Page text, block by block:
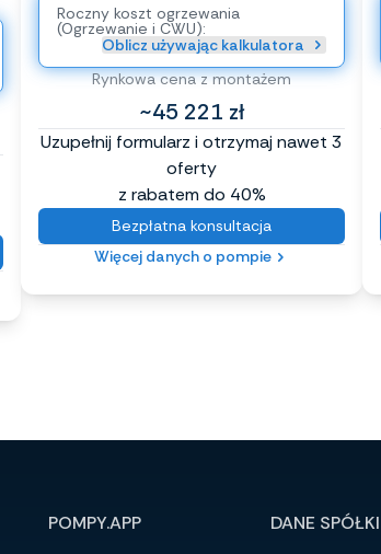
Roczny koszt ogrzewania
(Ogrzewanie i CWU):
Oblicz używając kalkulatora
Rynkowa cena z montażem
~45 221 zł
Uzupełnij formularz i otrzymaj nawet 3
oferty
z rabatem do 40%
Bezpłatna konsultacja
Więcej danych o pompie
POMPY.APP
DANE SPÓŁKI